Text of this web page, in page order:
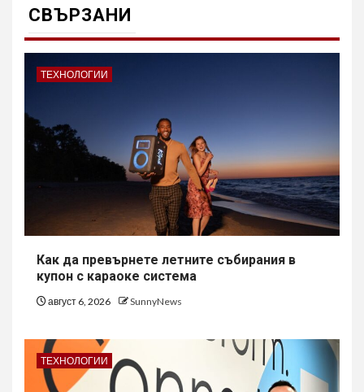
СВЪРЗАНИ
ТЕХНОЛОГИИ
Как да превърнете летните събирания в
купон с караоке система
август 6, 2026 SunnyNews
ТЕХНОЛОГИИ